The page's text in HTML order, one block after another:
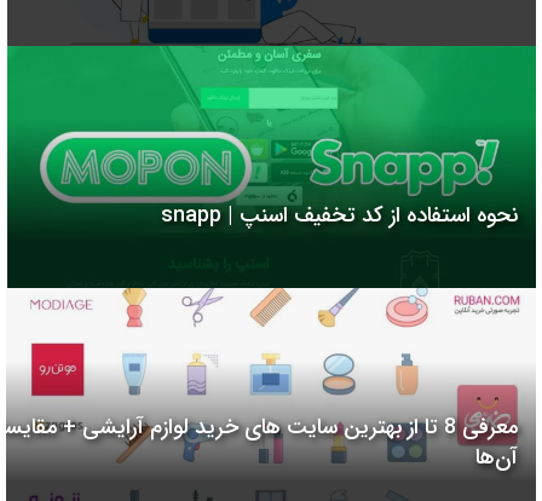
صفحه
دوستان
خود
به
بگذارید.
لینک
نحوه استفاده از کد تخفیف اسنپ | snapp
معرفی 8 تا از بهترین سایت های خرید لوازم آرایشی +
آن‌ها